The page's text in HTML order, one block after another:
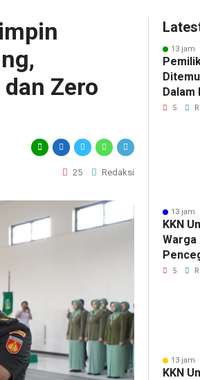
Zero
25 Redaksi
13 jam
Dalam
Selidiki
5
13 jam
KKN
Warga
5
13 jam
KKN